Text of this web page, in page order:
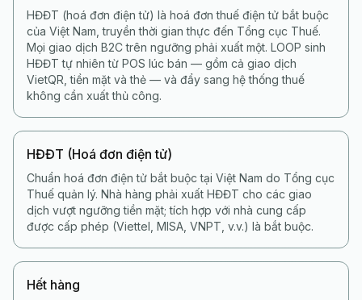
HĐĐT (hoá đơn điện tử) là hoá đơn thuế điện tử bắt buộc
của Việt Nam, truyền thời gian thực đến Tổng cục Thuế.
Mọi giao dịch B2C trên ngưỡng phải xuất một. LOOP sinh
HĐĐT tự nhiên từ POS lúc bán — gồm cả giao dịch
VietQR, tiền mặt và thẻ — và đẩy sang hệ thống thuế
không cần xuất thủ công.
HĐĐT (Hoá đơn điện tử)
Chuẩn hoá đơn điện tử bắt buộc tại Việt Nam do Tổng cục
Thuế quản lý. Nhà hàng phải xuất HĐĐT cho các giao
dịch vượt ngưỡng tiền mặt; tích hợp với nhà cung cấp
được cấp phép (Viettel, MISA, VNPT, v.v.) là bắt buộc.
Hết hàng